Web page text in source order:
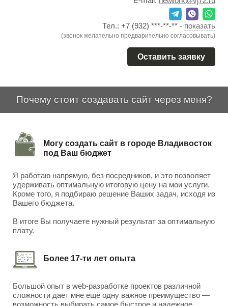
Тел.: +7 (932) ***-**-** - показать
(звонок желательно предварительно согласовывать)
Оставить заявку
Почему стоит создавать сайт через меня?
Могу создать сайт в городе Владивосток
под Ваш бюджет
Я работаю напрямую, без посредников, и это позволяет
удерживать оптимальную итоговую цену на мои услуги.
Кроме того, я подбираю решение Ваших задач, исходя из
Вашего бюджета.
В итоге Вы получаете нужный результат за оптимальную
плату.
Более 17-ти лет опыта
Большой опыт в web-разработке проектов различной
сложности дает мне ещё одну важное преимущество —
возможность выбирать самое быстрое и надежное